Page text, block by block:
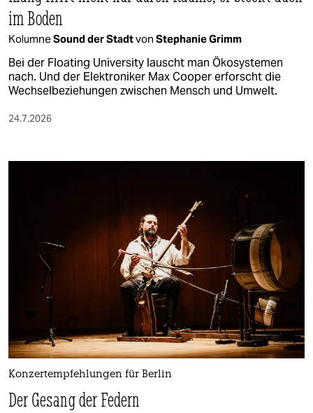
im Boden
KolumneSound der Stadtvon Stephanie Grimm
Bei der Floating University lauscht man Ökosystemen
nach. Und der Elektroniker Max Cooper erforscht die
Wechselbeziehungen zwischen Mensch und Umwelt.
24.7.2026
Konzertempfehlungen für Berlin
Der Gesang der Federn